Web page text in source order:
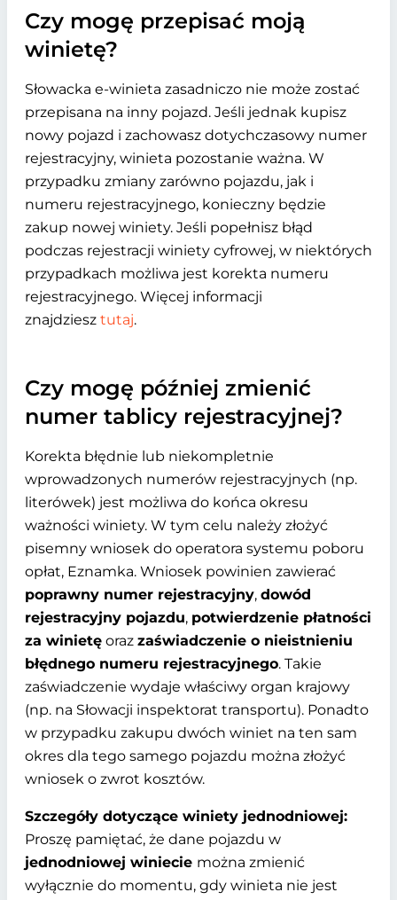
Czy mogę przepisać moją
winietę?
Słowacka e-winieta zasadniczo nie może zostać
przepisana na inny pojazd. Jeśli jednak kupisz
nowy pojazd i zachowasz dotychczasowy numer
rejestracyjny, winieta pozostanie ważna. W
przypadku zmiany zarówno pojazdu, jak i
numeru rejestracyjnego, konieczny będzie
zakup nowej winiety. Jeśli popełnisz błąd
podczas rejestracji winiety cyfrowej, w niektórych
przypadkach możliwa jest korekta numeru
rejestracyjnego. Więcej informacji
znajdziesz tutaj.
Czy mogę później zmienić
numer tablicy rejestracyjnej?
Korekta błędnie lub niekompletnie
wprowadzonych numerów rejestracyjnych (np.
literówek) jest możliwa do końca okresu
ważności winiety. W tym celu należy złożyć
pisemny wniosek do operatora systemu poboru
opłat, Eznamka. Wniosek powinien zawierać
poprawny numer rejestracyjny, dowód
rejestracyjny pojazdu, potwierdzenie płatności
za winietę oraz zaświadczenie o nieistnieniu
błędnego numeru rejestracyjnego. Takie
zaświadczenie wydaje właściwy organ krajowy
(np. na Słowacji inspektorat transportu). Ponadto
w przypadku zakupu dwóch winiet na ten sam
okres dla tego samego pojazdu można złożyć
wniosek o zwrot kosztów.
Szczegóły dotyczące winiety jednodniowej:
Proszę pamiętać, że dane pojazdu w
jednodniowej winiecie można zmienić
wyłącznie do momentu, gdy winieta nie jest